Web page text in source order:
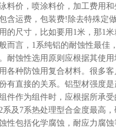
料价，喷涂料价，加工费用
含运费，包装费!除去特殊定
的尺寸，比如要用1米，那1米
言，1系纯铝的耐蚀性最佳，
耐蚀性选用原则应根据其使
各种防蚀用复合材料。很多
有直接的关系。铝型材强度
件作为组件时，应根据所承
系及7系热处理型合金度最高
包括化学腐蚀，耐应力腐蚀